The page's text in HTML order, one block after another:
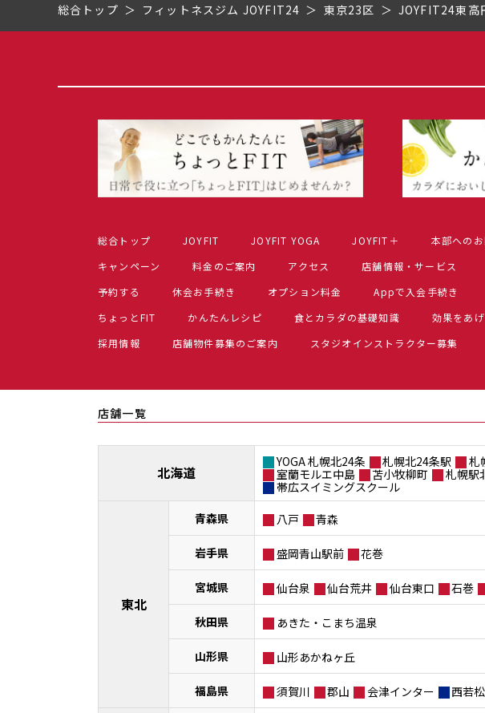
総合トップ フィットネスジム JOYFIT24 東京23区 JOYFIT24東高
総合トップ JOYFIT JOYFIT YOGA JOYFIT＋ 本部への
キャンペーン
料金のご案内 アクセス 店舗情報・サービス
予約する
休会お手続き オプション料金
Appで入会手続き
ちょっとFIT
かんたんレシピ 食とカラダの基礎知識
効果をあ
採用情報
店舗物件募集のご案内 スタジオインストラクター募集
店舗一覧
北海道
YOGA 札幌北24条 札幌北24条駅 札
室蘭モルエ中島
苫小牧柳町 札幌駅
帯広スイミングスクール
東北
青森県 八戸 青森
岩手県 盛岡青山駅前 花巻
宮城県 仙台泉 仙台荒井 仙台東口 石巻
秋田県 あきた・こまち温泉
山形県 山形あかねヶ丘
福島県 須賀川 郡山 会津インター 西若松